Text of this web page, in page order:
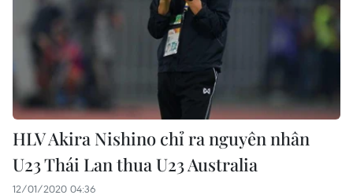
HLV Akira Nishino chỉ ra nguyên nhân
U23 Thái Lan thua U23 Australia
12/01/2020 04:36